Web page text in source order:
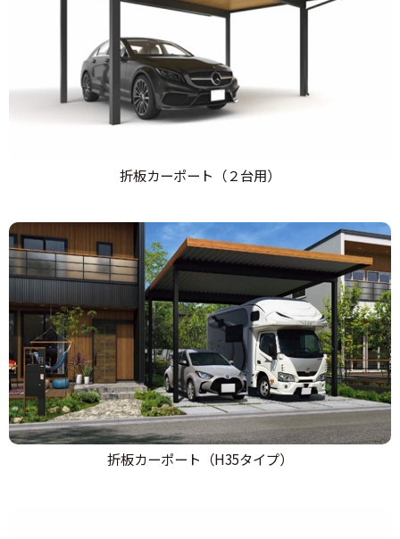
折板カーポート（２台用）
折板カーポート（H35タイプ）